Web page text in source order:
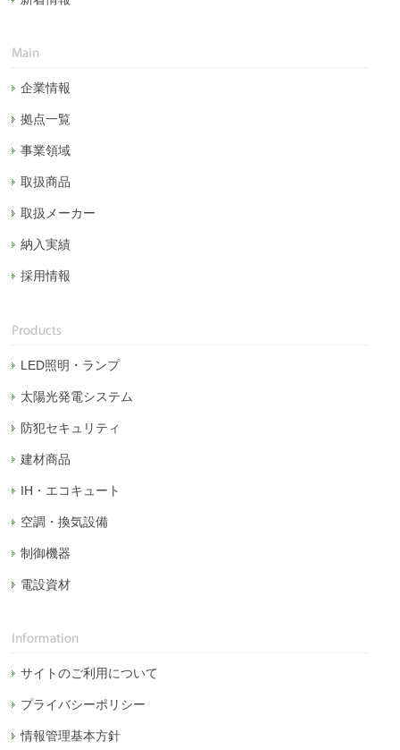
企業情報
拠点一覧
事業領域
取扱商品
取扱メーカー
納入実績
採用情報
LED照明・ランプ
太陽光発電システム
防犯セキュリティ
建材商品
IH・エコキュート
空調・換気設備
制御機器
電設資材
サイトのご利用について
プライバシーポリシー
情報管理基本方針